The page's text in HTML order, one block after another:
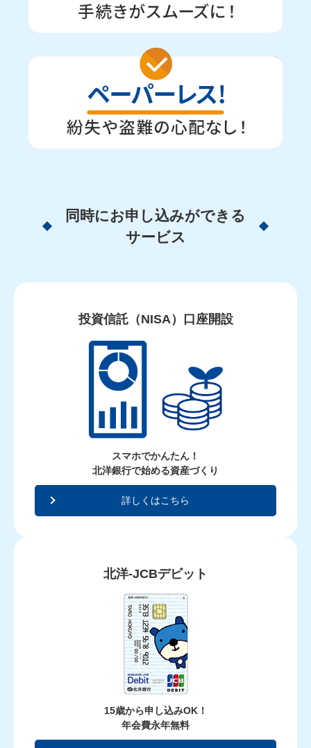
同時にお申し込みができる
サービス
投資信託（NISA）口座開設
スマホでかんたん！
北洋銀行で始める資産づくり
詳しくはこちら
北洋-JCBデビット
15歳から申し込みOK！
年会費永年無料